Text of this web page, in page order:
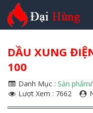
DẦU XUNG
100
Danh Mục : Sản phẩm/
Lượt Xem : 7662